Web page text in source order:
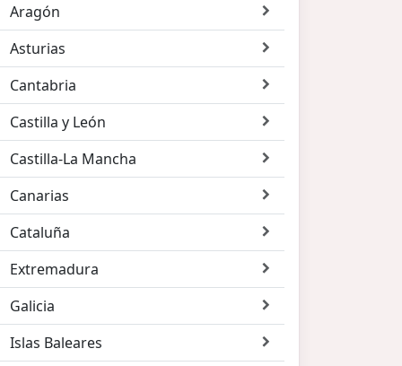
Aragón
Asturias
Cantabria
Castilla y León
Castilla-La Mancha
Canarias
Cataluña
Extremadura
Galicia
Islas Baleares